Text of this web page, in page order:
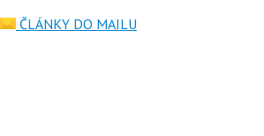
ČLÁNKY DO MAILU